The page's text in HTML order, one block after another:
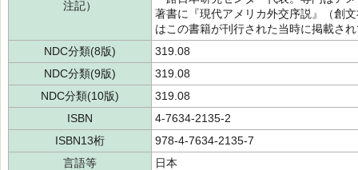
注記）
著書に『現代アメリカ外交序説』（創
はこの書籍が刊行された当時に掲載さ
NDC分類(8版)
319.08
NDC分類(9版)
319.08
NDC分類(10版)
319.08
ISBN
4-7634-2135-2
ISBN13桁
978-4-7634-2135-7
言語等
日本